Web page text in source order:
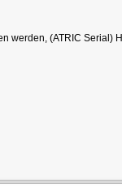
werden, (ATRIC Serial)